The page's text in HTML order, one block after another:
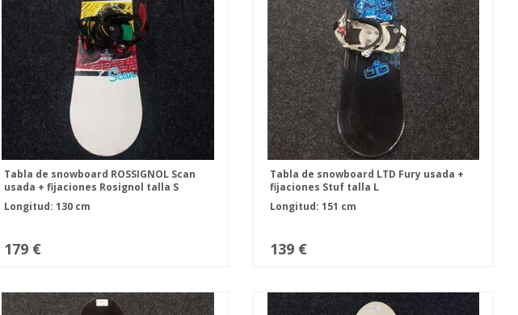
Tabla de snowboard ROSSIGNOL Scan
usada + fijaciones Rosignol talla S
Longitud: 130 cm
179 €
Tabla de snowboard LTD Fury usada +
fijaciones Stuf talla L
Longitud: 151 cm
139 €